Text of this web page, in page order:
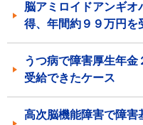
脳アミロイドアンギオ
得、年間約９９万円を
うつ病で障害厚生年
受給できたケース
高次脳機能障害で障害